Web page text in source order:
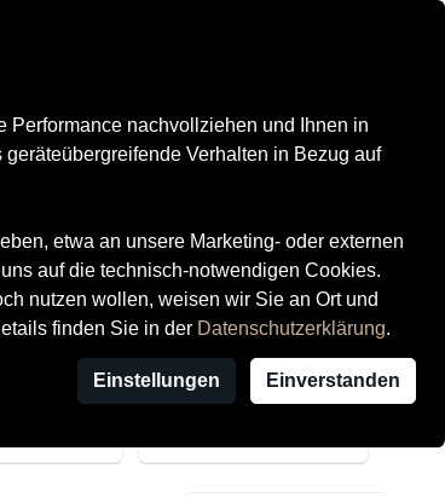
Performance nachvollziehen und Ihnen in
Verhalten in Bezug auf
etwa an unsere Marketing- oder externen
auf die technisch-notwendigen Cookies.
nutzen wollen, weisen wir Sie an Ort und
finden Sie in der Datenschutzerklärung.
Einstellungen Einverstanden
Marken